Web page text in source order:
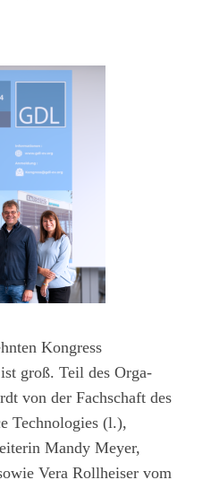
Kongress
groß. Teil des Orga-
von der Fachschaft des
Technologies (l.),
Mandy Meyer,
Vera Rollheiser vom